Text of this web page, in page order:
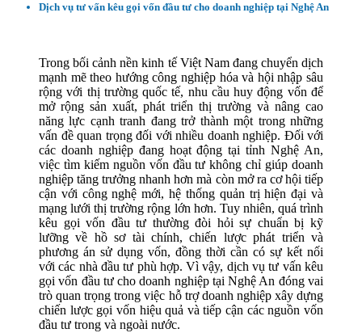
Dịch vụ tư vấn kêu gọi vốn đầu tư cho doanh nghiệp tại Nghệ An
Trong bối cảnh nền kinh tế Việt Nam đang chuyển dịch
mạnh mẽ theo hướng công nghiệp hóa và hội nhập sâu
rộng với thị trường quốc tế, nhu cầu huy động vốn để
mở rộng sản xuất, phát triển thị trường và nâng cao
năng lực cạnh tranh đang trở thành một trong những
vấn đề quan trọng đối với nhiều doanh nghiệp. Đối với
các doanh nghiệp đang hoạt động tại tỉnh Nghệ An,
việc tìm kiếm nguồn vốn đầu tư không chỉ giúp doanh
nghiệp tăng trưởng nhanh hơn mà còn mở ra cơ hội tiếp
cận với công nghệ mới, hệ thống quản trị hiện đại và
mạng lưới thị trường rộng lớn hơn. Tuy nhiên, quá trình
kêu gọi vốn đầu tư thường đòi hỏi sự chuẩn bị kỹ
lưỡng về hồ sơ tài chính, chiến lược phát triển và
phương án sử dụng vốn, đồng thời cần có sự kết nối
với các nhà đầu tư phù hợp. Vì vậy, dịch vụ tư vấn kêu
gọi vốn đầu tư cho doanh nghiệp tại Nghệ An đóng vai
trò quan trọng trong việc hỗ trợ doanh nghiệp xây dựng
chiến lược gọi vốn hiệu quả và tiếp cận các nguồn vốn
đầu tư trong và ngoài nước.